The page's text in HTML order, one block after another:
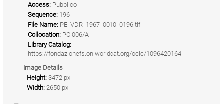
Access: Pubblico
Sequence: 196
File Name: PE_VDR_1967_0010_0196.tif
Collocation: PC 006/A
Library Catalog:
https://fondazionefs.on.worldcat.org/oclc/1096420164
Image Details
Height: 3472 px
Width: 2650 px